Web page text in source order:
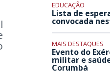
EDUCAÇÃO
Lista de
convocada
MAIS DESTAQUES
Evento do
militar e
Corumbá